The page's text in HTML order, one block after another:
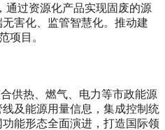
通过资源化产品实现固废的源
害化、监管智慧化。推动建
项目。
供热、燃气、电力等市政能源
及能源用量信息，集成控制统
能形态全面演进，打造国际领